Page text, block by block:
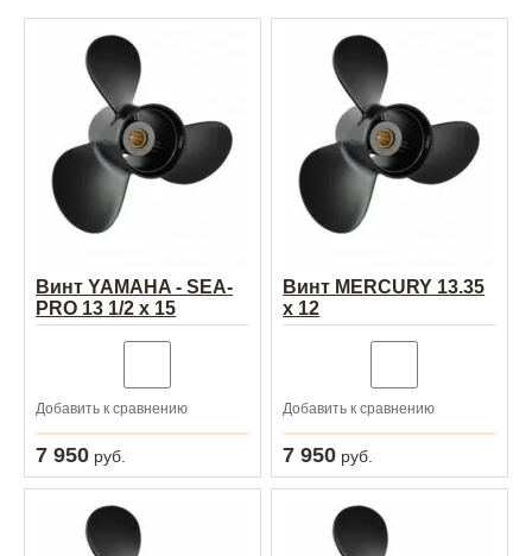
Винт YAMAHA - SEA-
PRO 13 1/2 х 15
Добавить к сравнению
7 950 руб.
Винт MERCURY 13.35
x 12
Добавить к сравнению
7 950 руб.